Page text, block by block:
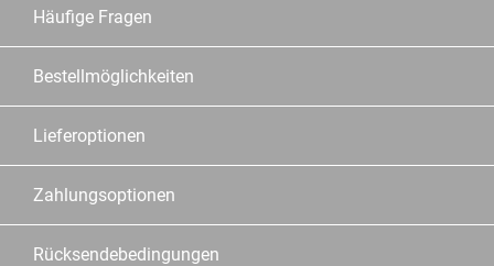
Häufige Fragen
Bestellmöglichkeiten
Lieferoptionen
Zahlungsoptionen
Rücksendebedingungen